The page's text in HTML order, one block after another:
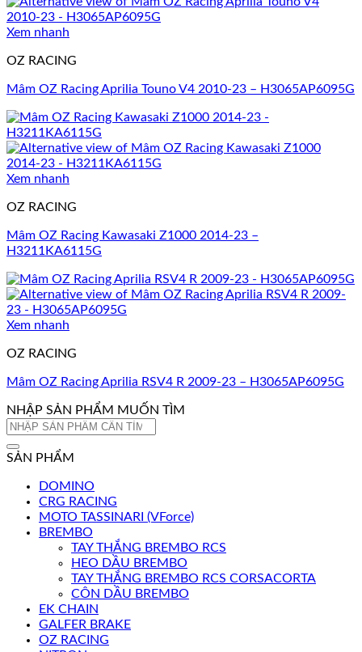
Xem nhanh
OZ RACING
Mâm OZ Racing Aprilia Touno V4 2010-23 – H3065AP6095G
Xem nhanh
OZ RACING
Mâm OZ Racing Kawasaki Z1000 2014-23 –
H3211KA6115G
Xem nhanh
OZ RACING
Mâm OZ Racing Aprilia RSV4 R 2009-23 – H3065AP6095G
NHẬP SẢN PHẨM MUỐN TÌM
Tìm
SẢN PHẨM
DOMINO
CRG RACING
MOTO TASSINARI (VForce)
BREMBO
TAY THẮNG BREMBO RCS
HEO DẦU BREMBO
TAY THẮNG BREMBO RCS CORSACORTA
CÔN DẦU BREMBO
EK CHAIN
GALFER BRAKE
OZ RACING